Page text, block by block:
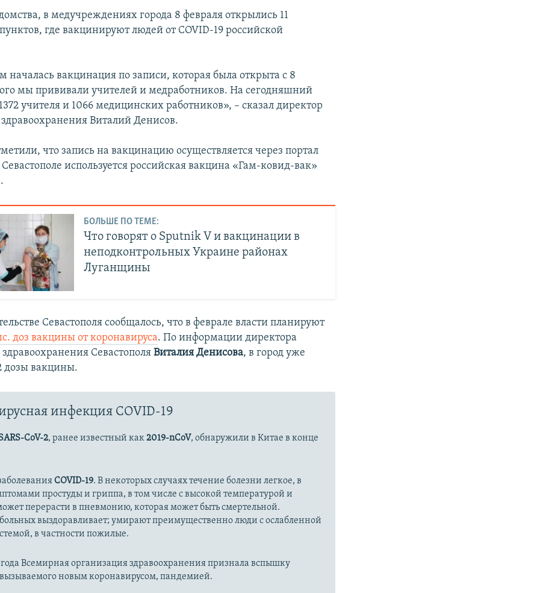
в медучреждениях города 8 февраля открылись 11
где вакцинируют людей от COVID-19 российской
началась вакцинация по записи, которая была открыта с 8
мы прививали учителей и медработников. На сегодняшний
учителя и 1066 медицинских работников», – сказал директор
Виталий Денисов.
что запись на вакцинацию осуществляется через портал
Севастополе используется российская вакцина «Гам-ковид-вак»
БОЛЬШЕ ПО ТЕМЕ:
Что говорят о Sputnik V и вакцинации в
неподконтрольных Украине районах
Луганщины
Севастополя сообщалось, что в феврале власти планируют
доз вакцины от коронавируса. По информации директора
СевастополяВиталия Денисова, в город уже
дозы вакцины.
инфекция COVID-19
CoV-2, ранее известный как2019-nCoV, обнаружили в Китае в конце
COVID-19. В некоторых случаях течение болезни легкое, в
простуды и гриппа, в том числе с высокой температурой и
перерасти в пневмонию, которая может быть смертельной.
выздоравливает; умирают преимущественно люди с ослабленной
в частности пожилые.
года Всемирная организация здравоохранения признала вспышку
новым коронавирусом, пандемией.